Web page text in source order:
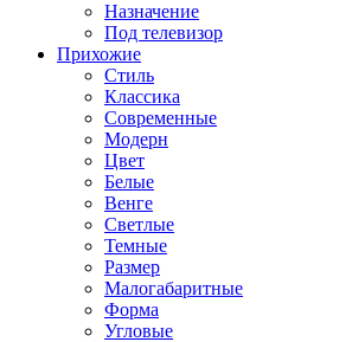
Назначение
Под телевизор
Прихожие
Стиль
Классика
Современные
Модерн
Цвет
Белые
Венге
Светлые
Темные
Размер
Малогабаритные
Форма
Угловые